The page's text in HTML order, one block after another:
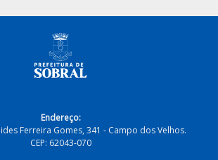
Endereço:
Ferreira Gomes, 341 - Campo dos Velhos.
CEP: 62043-070